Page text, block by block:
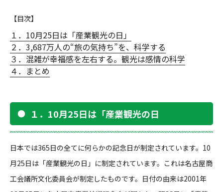
【目次】
１．10月25日は「産業観光の日」
２．3,687万人の“旅の気持ち”を、科学する
３．混雑が幸福感を左右する。観光は感情の科学
４．まとめ
１．10月25日は「産業観光の日
日本では365日の全てに何らかの記念日が制定されています。10
月25日は「産業観光の日」に制定されています。これは名古屋商
工会議所文化委員会が制定したものです。日付の由来は2001年